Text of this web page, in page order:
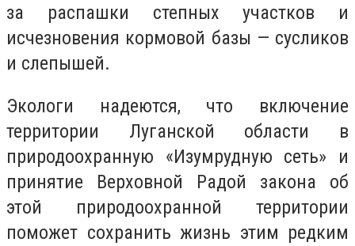
за распашки степных участков и
исчезновения кормовой базы — сусликов
и слепышей.
Экологи надеются, что включение
территории Луганской области в
природоохранную «Изумрудную сеть» и
принятие Верховной Радой закона об
этой природоохранной территории
поможет сохранить жизнь этим редким